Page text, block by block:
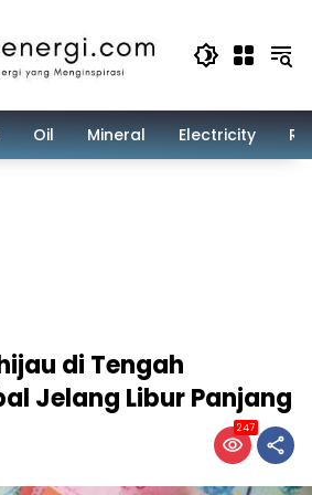
Oil Mineral Electricity
di Tengah
Jelang Libur Panjang
247